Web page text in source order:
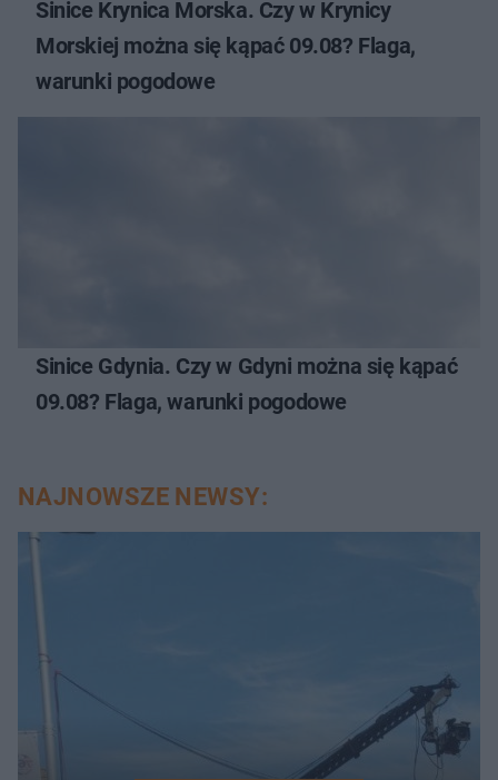
Sinice Krynica Morska. Czy w Krynicy
Morskiej można się kąpać 09.08? Flaga,
warunki pogodowe
Sinice Gdynia. Czy w Gdyni można się kąpać
09.08? Flaga, warunki pogodowe
NAJNOWSZE NEWSY: